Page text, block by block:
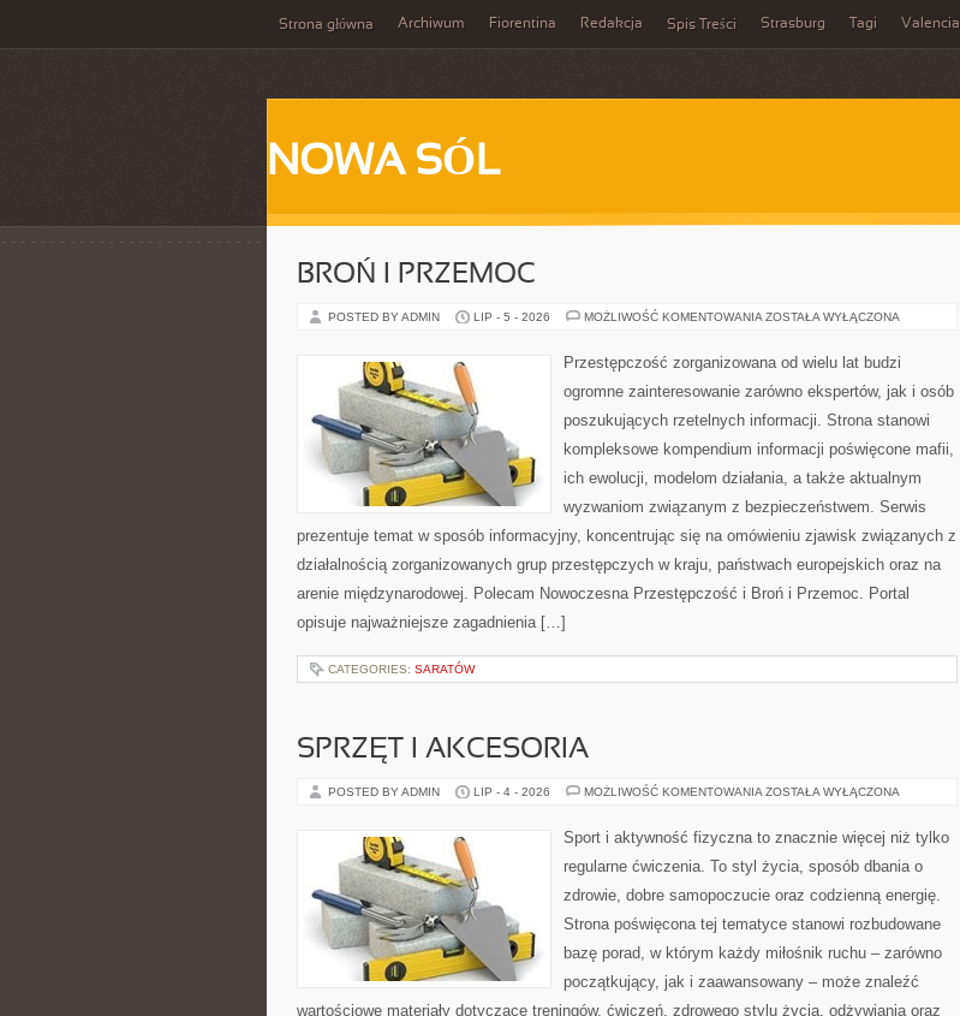
Strona główna Archiwum Fiorentina Redakcja Spis Treści Strasburg Tagi Valencia
NOWA SÓL
BROŃ I PRZEMOC
POSTED BY ADMIN LIP - 5 - 2026 MOŻLIWOŚĆ KOMENTOWANIA BROŃ
ZOSTAŁA WYŁĄCZONA
Przestępczość zorganizowana od wielu lat budzi
ogromne zainteresowanie zarówno ekspertów, jak i osób
poszukujących rzetelnych informacji. Strona stanowi
kompleksowe kompendium informacji poświęcone mafii,
ich ewolucji, modelom działania, a także aktualnym
wyzwaniom związanym z bezpieczeństwem. Serwis
prezentuje temat w sposób informacyjny, koncentrując się na omówieniu zjawisk związanych z
działalnością zorganizowanych grup przestępczych w kraju, państwach europejskich oraz na
arenie międzynarodowej. Polecam Nowoczesna Przestępczość i Broń i Przemoc. Portal
opisuje najważniejsze zagadnienia […]
CATEGORIES: SARATÓW
SPRZĘT I AKCESORIA
POSTED BY ADMIN LIP - 4 - 2026 MOŻLIWOŚĆ KOMENTOWANIA SPRZĘT
ZOSTAŁA WYŁĄCZONA
Sport i aktywność fizyczna to znacznie więcej niż tylko
regularne ćwiczenia. To styl życia, sposób dbania o
zdrowie, dobre samopoczucie oraz codzienną energię.
Strona poświęcona tej tematyce stanowi rozbudowane
bazę porad, w którym każdy miłośnik ruchu – zarówno
początkujący, jak i zaawansowany – może znaleźć
wartościowe materiały dotyczące treningów, ćwiczeń, zdrowego stylu życia, odżywiania oraz